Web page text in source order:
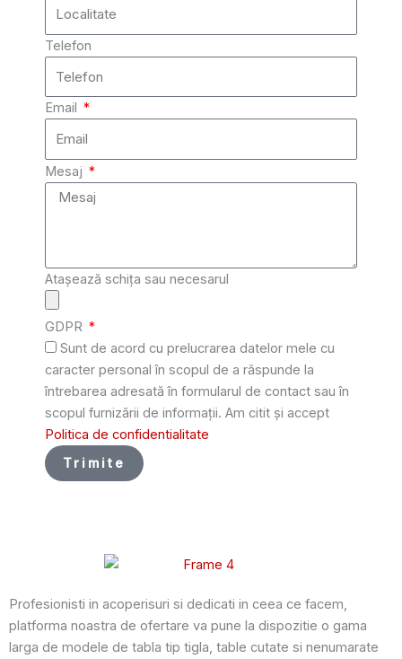
Telefon
Email
Mesaj
Atașează schița sau necesarul
GDPR
Sunt de acord cu prelucrarea datelor mele cu
caracter personal în scopul de a răspunde la
întrebarea adresată în formularul de contact sau în
scopul furnizării de informații. Am citit și accept
Politica de confidentialitate
Trimite
Profesionisti in acoperisuri si dedicati in ceea ce facem,
platforma noastra de ofertare va pune la dispozitie o gama
larga de modele de tabla tip tigla, table cutate si nenumarate